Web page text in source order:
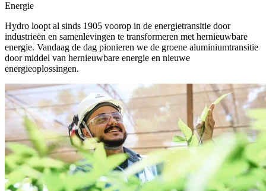
Energie
Hydro loopt al sinds 1905 voorop in de energietransitie door
industrieën en samenlevingen te transformeren met hernieuwbare
energie. Vandaag de dag pionieren we de groene aluminiumtransitie
door middel van hernieuwbare energie en nieuwe
energieoplossingen.